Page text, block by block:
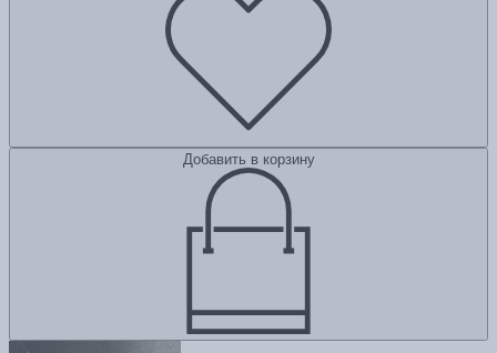
Добавить в корзину